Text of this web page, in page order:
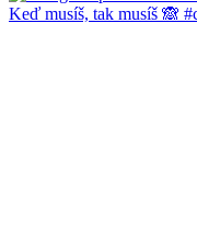
Keď musíš, tak musíš 🙈